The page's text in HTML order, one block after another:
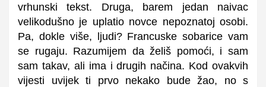
vrhunski tekst. Druga, barem jedan naivac
velikodušno je uplatio novce nepoznatoj osobi.
Pa, dokle više, ljudi? Francuske sobarice vam
se rugaju. Razumijem da želiš pomoći, i sam
sam takav, ali ima i drugih načina. Kod ovakvih
vijesti uvijek ti prvo nekako bude žao, no s